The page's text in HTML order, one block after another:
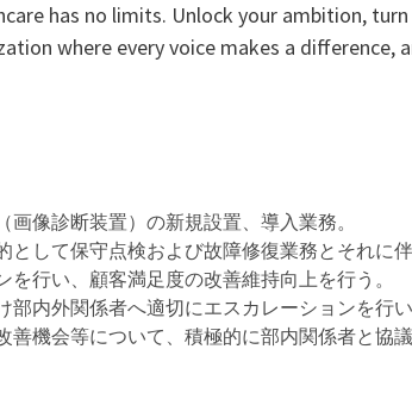
has no limits. Unlock your ambition,
where every voice makes a difference,
像診断装置）の新規設置、導入業務。
として保守点検および故障修復業務とそれに伴
を行い、顧客満足度の改善維持向上を行う。
部内外関係者へ適切にエスカレーションを行い
善機会等について、積極的に部内関係者と協議